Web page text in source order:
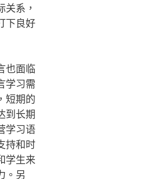
关系，
下良好
也面临
学习需
短期的
到长期
学习语
持和时
学生来
。另